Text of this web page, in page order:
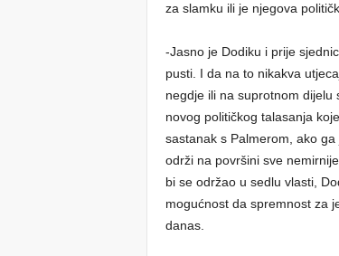
za slamku ili je njegova
-Jasno je Dodiku i prije
pusti. I da na to nikakva
negdje ili na suprotnom
novog političkog talasanja
sastanak s Palmerom, ako
održi na površini sve
bi se održao u sedlu vlasti,
mogućnost da spremnost za
danas.